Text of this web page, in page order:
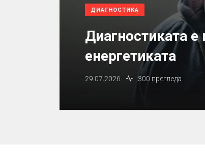
ДИАГНОСТИКА
Диагностиката
енергетиката
29.07.2026 300 прегледа